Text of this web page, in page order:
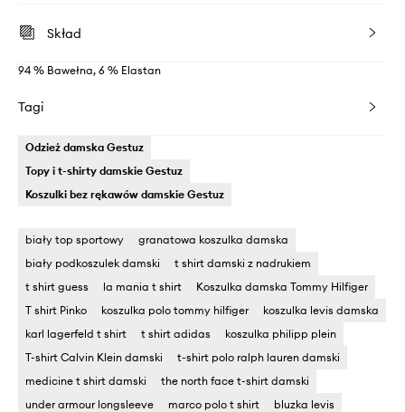
Skład
94 % Bawełna, 6 % Elastan
Tagi
Odzież damska Gestuz
Topy i t-shirty damskie Gestuz
Koszulki bez rękawów damskie Gestuz
biały top sportowy
granatowa koszulka damska
biały podkoszulek damski
t shirt damski z nadrukiem
t shirt guess
la mania t shirt
Koszulka damska Tommy Hilfiger
T shirt Pinko
koszulka polo tommy hilfiger
koszulka levis damska
karl lagerfeld t shirt
t shirt adidas
koszulka philipp plein
T-shirt Calvin Klein damski
t-shirt polo ralph lauren damski
medicine t shirt damski
the north face t-shirt damski
under armour longsleeve
marco polo t shirt bluzka levis